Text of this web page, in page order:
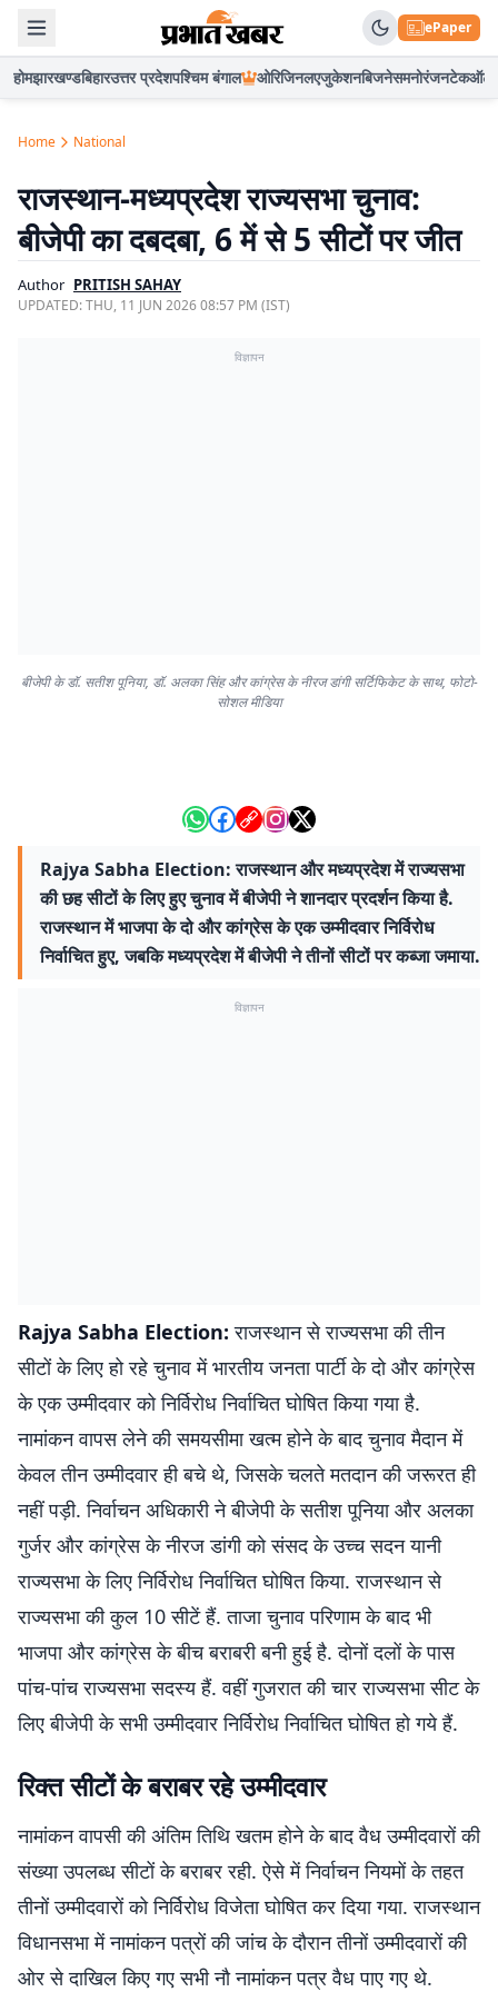
ePaper
होमझारखण्डबिहारउत्तर प्रदेशपश्चिम बंगाल ओरिजिनलएजुकेशनबिजनेसमनोरंजनटेकऑटो
Home National
राजस्थान-मध्यप्रदेश राज्यसभा चुनाव:
बीजेपी का दबदबा, 6 में से 5 सीटों पर जीत
Author PRITISH SAHAY
UPDATED:THU, 11 JUN 2026 08:57 PM (IST)
विज्ञापन
बीजेपी के डॉ. सतीश पूनिया, डॉ. अलका सिंह और कांग्रेस के नीरज डांगी सर्टिफिकेट के साथ, फोटो-
सोशल मीडिया
Rajya Sabha Election: राजस्थान और मध्यप्रदेश में राज्यसभा
की छह सीटों के लिए हुए चुनाव में बीजेपी ने शानदार प्रदर्शन किया है.
राजस्थान में भाजपा के दो और कांग्रेस के एक उम्मीदवार निर्विरोध
निर्वाचित हुए, जबकि मध्यप्रदेश में बीजेपी ने तीनों सीटों पर कब्जा जमाया.
विज्ञापन
Rajya Sabha Election:राजस्थान से राज्यसभा की तीन
सीटों के लिए हो रहे चुनाव में भारतीय जनता पार्टी के दो और कांग्रेस
के एक उम्मीदवार को निर्विरोध निर्वाचित घोषित किया गया है.
नामांकन वापस लेने की समयसीमा खत्म होने के बाद चुनाव मैदान में
केवल तीन उम्मीदवार ही बचे थे, जिसके चलते मतदान की जरूरत ही
नहीं पड़ी. निर्वाचन अधिकारी ने बीजेपी के सतीश पूनिया और अलका
गुर्जर और कांग्रेस के नीरज डांगी को संसद के उच्च सदन यानी
राज्यसभा के लिए निर्विरोध निर्वाचित घोषित किया. राजस्थान से
राज्यसभा की कुल 10 सीटें हैं. ताजा चुनाव परिणाम के बाद भी
भाजपा और कांग्रेस के बीच बराबरी बनी हुई है. दोनों दलों के पास
पांच-पांच राज्यसभा सदस्य हैं. वहीं गुजरात की चार राज्यसभा सीट के
लिए बीजेपी के सभी उम्मीदवार निर्विरोध निर्वाचित घोषित हो गये हैं.
रिक्त सीटों के बराबर रहे उम्मीदवार
नामांकन वापसी की अंतिम तिथि खतम होने के बाद वैध उम्मीदवारों की
संख्या उपलब्ध सीटों के बराबर रही. ऐसे में निर्वाचन नियमों के तहत
तीनों उम्मीदवारों को निर्विरोध विजेता घोषित कर दिया गया. राजस्थान
विधानसभा में नामांकन पत्रों की जांच के दौरान तीनों उम्मीदवारों की
ओर से दाखिल किए गए सभी नौ नामांकन पत्र वैध पाए गए थे.